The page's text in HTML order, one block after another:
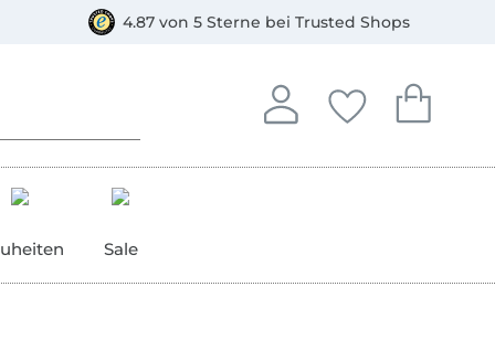
4.87 von 5 Sterne bei Trusted Shops
Anmelden
In deinem Konto
Deine
Du hast keine
Dein
Du hast
Sale